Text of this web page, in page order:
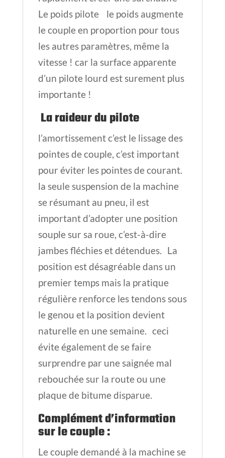
Le poids pilote le poids augmente
le couple en proportion pour tous
les autres paramètres, même la
vitesse ! car la surface apparente
d’un pilote lourd est surement plus
importante !
La raideur du pilote
l’amortissement c’est le lissage des
pointes de couple, c’est important
pour éviter les pointes de courant.
la seule suspension de la machine
se résumant au pneu, il est
important d’adopter une position
souple sur sa roue, c’est-à-dire
jambes fléchies et détendues. La
position est désagréable dans un
premier temps mais la pratique
régulière renforce les tendons sous
le genou et la position devient
naturelle en une semaine. ceci
évite également de se faire
surprendre par une saignée mal
rebouchée sur la route ou une
plaque de bitume disparue.
Complément d’information
sur le couple:
Le couple demandé à la machine se